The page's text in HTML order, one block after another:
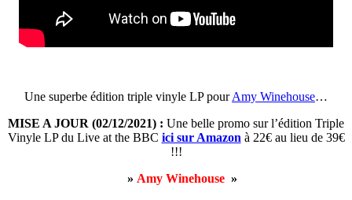
Une superbe édition triple vinyle LP pourAmy Winehouse…
MISE A JOUR (02/12/2021) : Une belle promo sur l’édition Triple
Vinyle LP du Live at the BBC ici sur Amazon à 22€ au lieu de 39€
!!!
» Amy Winehouse »